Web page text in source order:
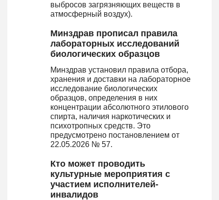
выбросов загрязняющих веществ в
атмосферный воздух).
Минздрав прописал правила
лабораторных исследований
биологических образцов
Минздрав установил правила отбора,
хранения и доставки на лабораторное
исследование биологических
образцов, определения в них
концентрации абсолютного этилового
спирта, наличия наркотических и
психотропных средств. Это
предусмотрено постановлением от
22.05.2026 № 57.
Кто может проводить
культурные мероприятия с
участием исполнителей-
инвалидов